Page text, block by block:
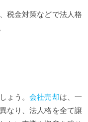
税金対策などで法人格
ょう。会社売却は、一
なり、法人格を全て譲